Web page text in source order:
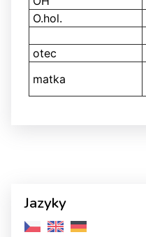
O.hol.
otec
matka
Jazyky